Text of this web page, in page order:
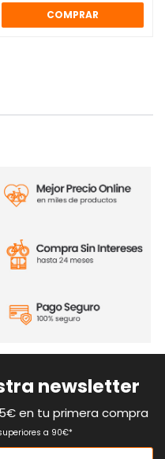
COMPRAR
Nuke 24
2.159,00 €
COMPRAR
-14%